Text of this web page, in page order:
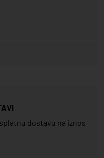
dostavu na iznos